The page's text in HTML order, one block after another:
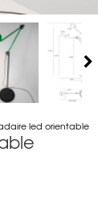
led orientable